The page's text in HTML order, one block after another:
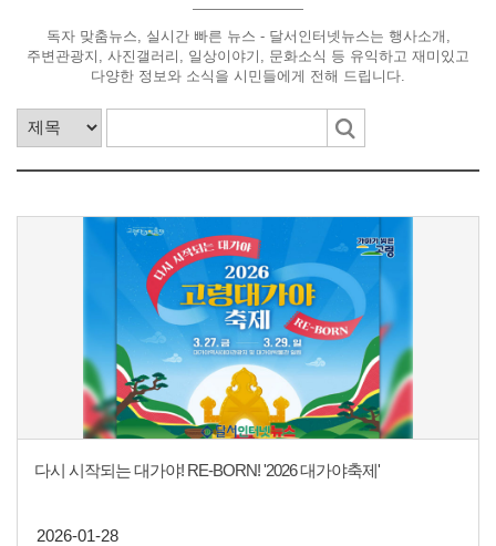
독자 맞춤뉴스, 실시간 빠른 뉴스 - 달서인터넷뉴스는 행사소개,
주변관광지, 사진갤러리, 일상이야기, 문화소식 등 유익하고 재미있고
다양한 정보와 소식을 시민들에게 전해 드립니다.
다시 시작되는 대가야! RE-BORN! '2026 대가야축제'
2026-01-28